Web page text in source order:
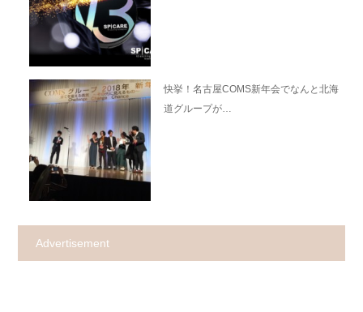
快挙！名古屋COMS新年会でなんと北海
道グループが…
Advertisement